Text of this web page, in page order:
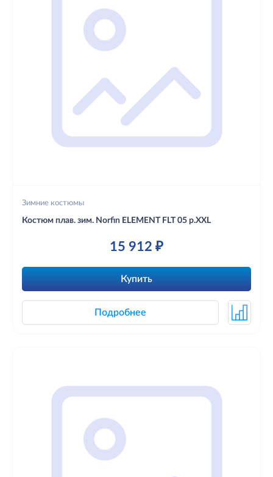
Зимние костюмы
Костюм плав. зим. Norfin ELEMENT FLT 05 р.XXL
15 912 ₽
Купить
Подробнее